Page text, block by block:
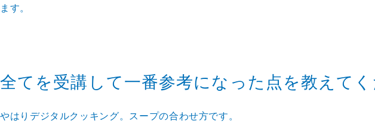
ます。
全てを受講して一番参考になった点を教えてく
やはりデジタルクッキング。スープの合わせ方です。